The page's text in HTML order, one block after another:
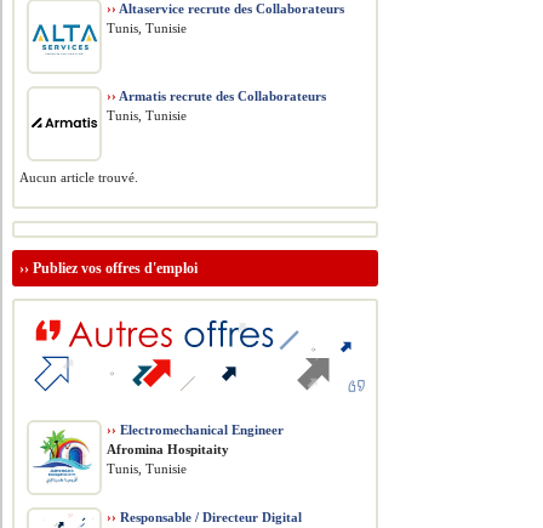
›› Altaservice recrute des Collaborateurs
Tunis, Tunisie
›› Armatis recrute des Collaborateurs
Tunis, Tunisie
Aucun article trouvé.
››Publiez vos offres d'emploi
›› Electromechanical Engineer
Afromina Hospitaity
Tunis, Tunisie
›› Responsable / Directeur Digital